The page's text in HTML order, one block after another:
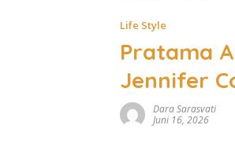
Life Style
Pratama
Jennifer
Dara Sarasvati
Juni 16, 2026